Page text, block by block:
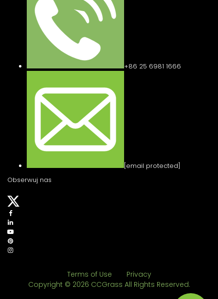
+86 25 6981 1666
[email protected]
Obserwuj nas
Terms of Use
Privacy
Copyright © 2026 CCGrass All Rights Reserved.